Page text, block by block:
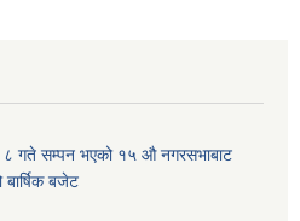
८ गते सम्पन भएको १५ ‍‍‍औ नगरसभाबाट
बजेट